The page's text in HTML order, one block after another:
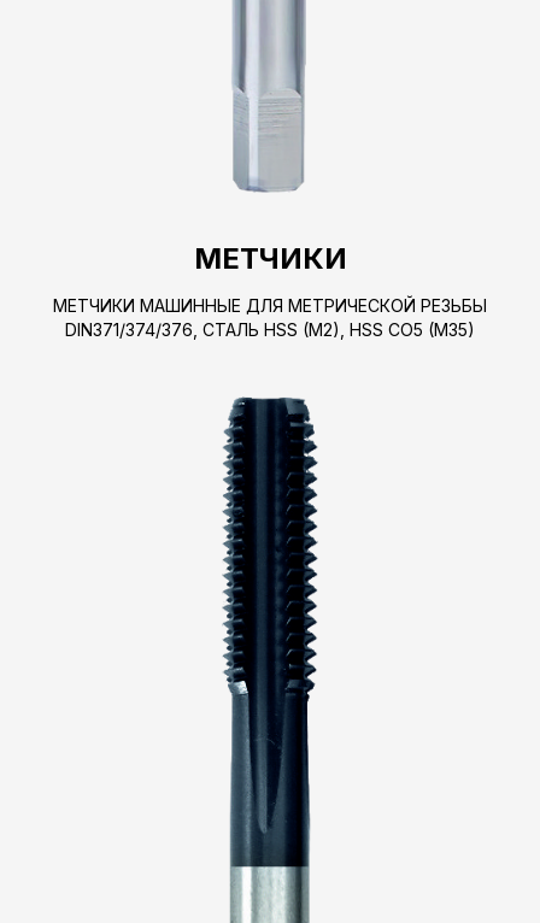
МЕТЧИКИ
МЕТЧИКИ МАШИННЫЕ ДЛЯ МЕТРИЧЕСКОЙ РЕЗЬБЫ
DIN371/374/376, СТАЛЬ HSS (M2), HSS CO5 (M35)